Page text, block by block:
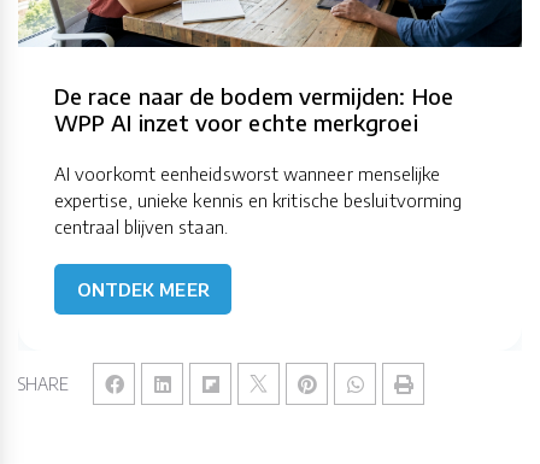
SHARE
De race naar de bodem vermijden: Hoe
WPP AI inzet voor echte merkgroei
AI voorkomt eenheidsworst wanneer menselijke
expertise, unieke kennis en kritische besluitvorming
centraal blijven staan.
ONTDEK MEER